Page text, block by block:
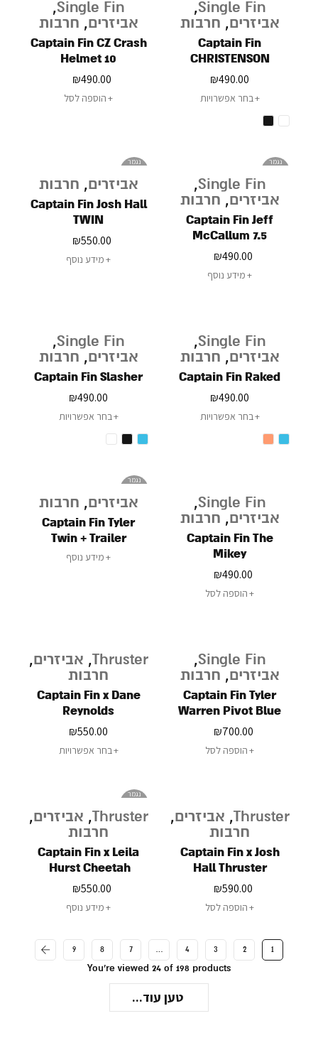
Single Fin
,
אביזרים, חרבות
Captain Fin
CHRISTENSON
TRACKER
₪490.00
בחר אפשרויות
Single Fin
,
אביזרים, חרבות
Captain Fin CZ Crash
Helmet 10
₪490.00
הוספה לסל
נגמר
Single Fin
,
אביזרים, חרבות
Captain Fin Jeff
McCallum 7.5
₪490.00
מידע נוסף
נגמר
אביזרים, חרבות
Captain Fin Josh Hall
TWIN
₪550.00
מידע נוסף
Single Fin
,
אביזרים, חרבות
Captain Fin Raked
₪490.00
בחר אפשרויות
Single Fin
,
אביזרים, חרבות
Captain Fin Slasher
₪490.00
בחר אפשרויות
Single Fin
,
אביזרים, חרבות
Captain Fin The
Mikey
February Single 7.5
₪490.00
הוספה לסל
נגמר
אביזרים, חרבות
Captain Fin Tyler
Twin + Trailer
Especial
מידע נוסף
Single Fin
,
אביזרים, חרבות
Captain Fin Tyler
Warren Pivot Blue
10.25
₪700.00
הוספה לסל
Thruster
, אביזרים,
חרבות
Captain Fin x Dane
Reynolds
₪550.00
בחר אפשרויות
Thruster
, אביזרים,
חרבות
Captain Fin x Josh
Hall Thruster
₪590.00
הוספה לסל
נגמר
Thruster
, אביזרים,
חרבות
Captain Fin x Leila
Hurst Cheetah
₪550.00
מידע נוסף
1
2
3
4
…
7
8
9
You're viewed 24 of 198 products
טען עוד...